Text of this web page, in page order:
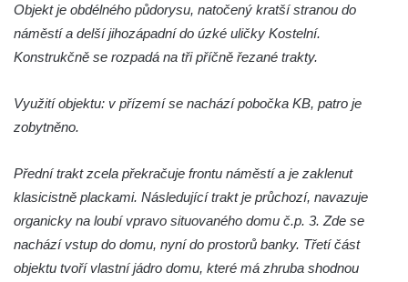
Rumburku
Dům čp. 105/10 na Lužickém náměstí v
Rumburku
Rumburku
Dům čp. 104/9 na Lužickém náměstí v
Rumburku
Dům čp. 102/7 na Lužickém náměstí v
Rumburku
Objekt je obdélného půdorysu, natočený kratší stranou do
náměstí a delší jihozápadní do úzké uličky Kostelní.
Konstrukčně se rozpadá na tři příčně řezané trakty.
Využití objektu: v přízemí se nachází pobočka KB, patro je
zobytněno.
Přední trakt zcela překračuje frontu náměstí a je zaklenut
klasicistně plackami. Následující trakt je průchozí, navazuje
organicky na loubí vpravo situovaného domu č.p. 3. Zde se
nachází vstup do domu, nyní do prostorů banky. Třetí část
objektu tvoří vlastní jádro domu, které má zhruba shodnou